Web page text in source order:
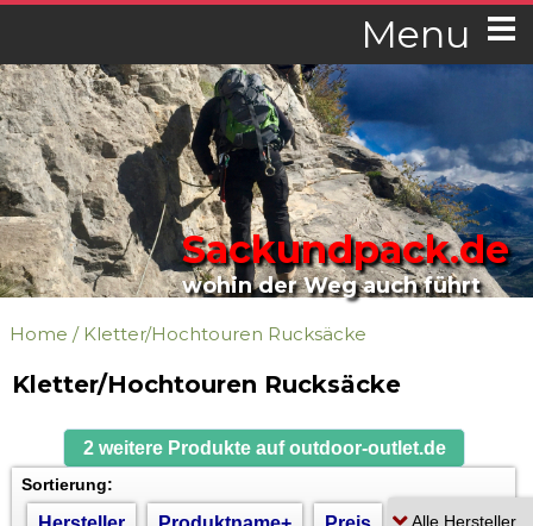
Menu
Sackundpack.de
wohin der Weg auch führt
Home / Kletter/Hochtouren Rucksäcke
Kletter/Hochtouren Rucksäcke
2 weitere Produkte auf outdoor-outlet.de
Sortierung: